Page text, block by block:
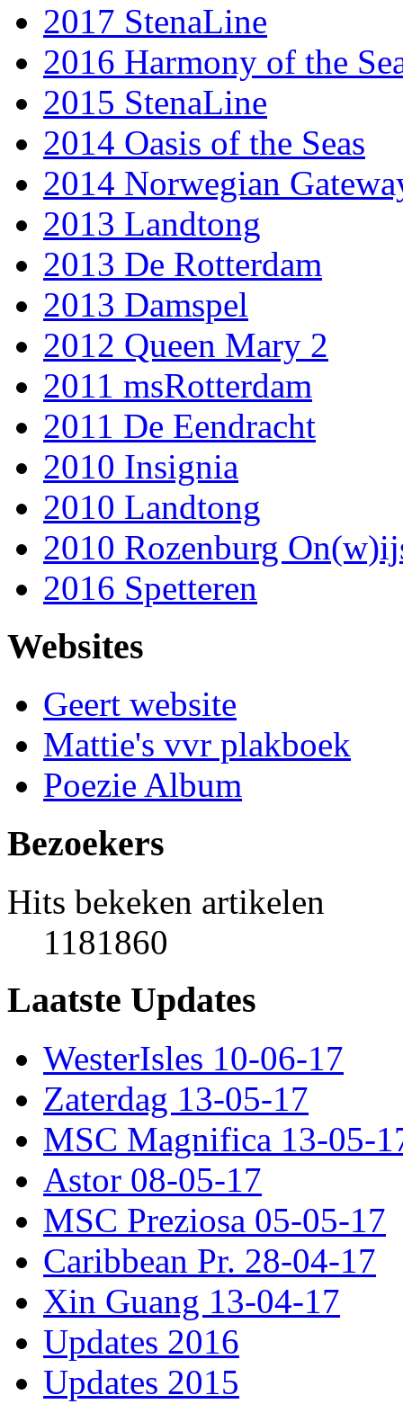
2017 StenaLine
2016 Harmony of the
2015 StenaLine
2014 Oasis of the Seas
2014 Norwegian
2013 Landtong
2013 De Rotterdam
2013 Damspel
2012 Queen Mary 2
2011 msRotterdam
2011 De Eendracht
2010 Insignia
2010 Landtong
2010 Rozenburg
2016 Spetteren
Websites
Geert website
Mattie's vvr plakboek
Poezie Album
Bezoekers
Hits bekeken artikelen
1181860
Laatste Updates
WesterIsles 10-06-17
Zaterdag 13-05-17
MSC Magnifica 13-05-
Astor 08-05-17
MSC Preziosa 05-05-17
Caribbean Pr. 28-04-17
Xin Guang 13-04-17
Updates 2016
Updates 2015